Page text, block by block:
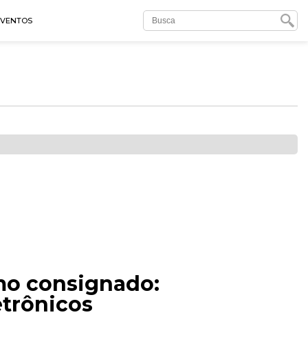
consignado: